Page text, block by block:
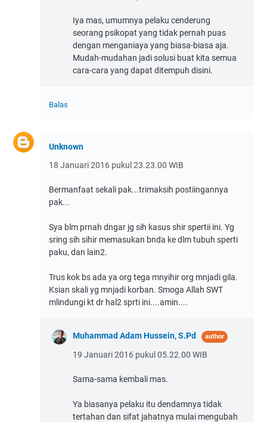
Iya mas, umumnya pelaku cenderung
seorang psikopat yang tidak pernah puas
dengan menganiaya yang biasa-biasa aja.
Mudah-mudahan jadi solusi buat kita semua
cara-cara yang dapat ditempuh disini.
Balas
Unknown
18 Januari 2016 pukul 23.23.00 WIB
Bermanfaat sekali pak...trimaksih postiingannya
pak...
Sya blm prnah dngar jg sih kasus shir spertii ini. Yg
sring sih sihir memasukan bnda ke dlm tubuh sperti
paku, dan lain2.
Trus kok bs ada ya org tega mnyihir org mnjadi gila.
Ksian skali yg mnjadi korban. Smoga Allah SWT
mlindungi kt dr hal2 sprti ini....amin....
Muhammad Adam Hussein, S.Pd
19 Januari 2016 pukul 05.22.00 WIB
Sama-sama kembali mas.
Ya biasanya pelaku itu dendamnya tidak
tertahan dan sifat jahatnya mulai mengubah